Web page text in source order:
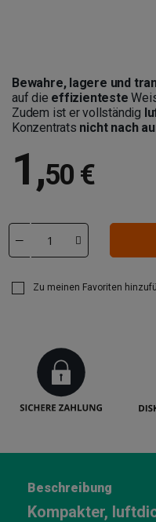
Bewahre, lagere und
auf die effizienteste
Zudem ist er vollständig
Konzentrats nicht nach
1,50 €
Zu meinen Favoriten
Beschreibung
Kompakter,